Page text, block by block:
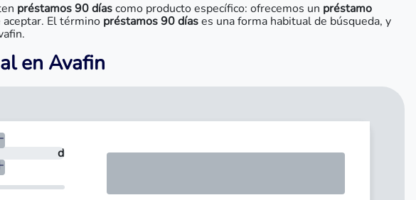
préstamos 90 díascomo producto específico: ofrecemos un préstamo
El término préstamos 90 díases una forma habitual de búsqueda, y
en Avafin
devolverlo?días